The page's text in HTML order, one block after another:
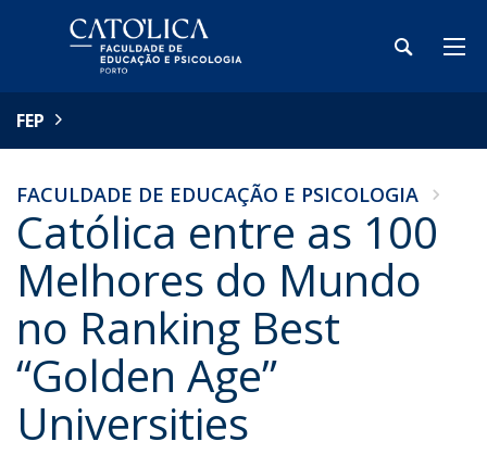
FEP
FACULDADE DE EDUCAÇÃO E PSICOLOGIA
Católica entre as 100
Melhores do Mundo
no Ranking Best
“Golden Age”
Universities